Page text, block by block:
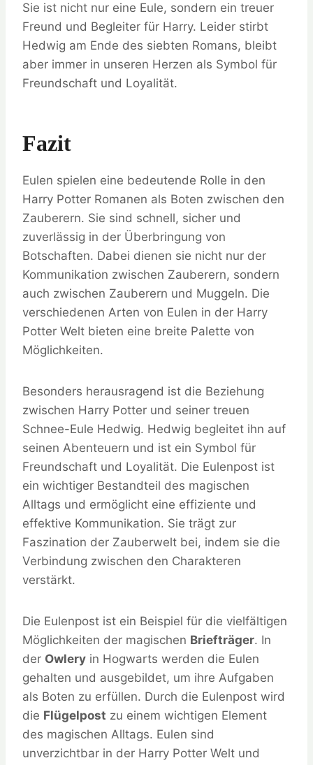
Sie ist nicht nur eine Eule, sondern ein treuer
Freund und Begleiter für Harry. Leider stirbt
Hedwig am Ende des siebten Romans, bleibt
aber immer in unseren Herzen als Symbol für
Freundschaft und Loyalität.
Fazit
Eulen spielen eine bedeutende Rolle in den
Harry Potter Romanen als Boten zwischen den
Zauberern. Sie sind schnell, sicher und
zuverlässig in der Überbringung von
Botschaften. Dabei dienen sie nicht nur der
Kommunikation zwischen Zauberern, sondern
auch zwischen Zauberern und Muggeln. Die
verschiedenen Arten von Eulen in der Harry
Potter Welt bieten eine breite Palette von
Möglichkeiten.
Besonders herausragend ist die Beziehung
zwischen Harry Potter und seiner treuen
Schnee-Eule Hedwig. Hedwig begleitet ihn auf
seinen Abenteuern und ist ein Symbol für
Freundschaft und Loyalität. Die Eulenpost ist
ein wichtiger Bestandteil des magischen
Alltags und ermöglicht eine effiziente und
effektive Kommunikation. Sie trägt zur
Faszination der Zauberwelt bei, indem sie die
Verbindung zwischen den Charakteren
verstärkt.
Die Eulenpost ist ein Beispiel für die vielfältigen
Möglichkeiten der magischen Briefträger. In
der Owlery in Hogwarts werden die Eulen
gehalten und ausgebildet, um ihre Aufgaben
als Boten zu erfüllen. Durch die Eulenpost wird
die Flügelpost zu einem wichtigen Element
des magischen Alltags. Eulen sind
unverzichtbar in der Harry Potter Welt und